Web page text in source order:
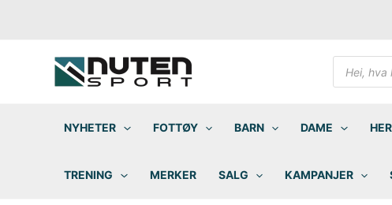
Products
search
NYHETER FOTTØY BARN DAME
TRENING MERKER SALG KAMPANJER